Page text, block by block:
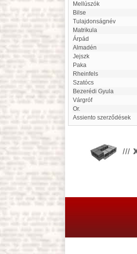
Mellúszók
Bilse
Tulajdonságnév
Matrikula
Árpád
Almadén
Jejszk
Paka
Rheinfels
Szatócs
Bezerédi Gyula
Várgróf
Or.
Assiento szerződések